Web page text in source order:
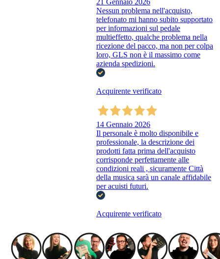
21 Gennaio 2026
Nessun problema nell'acquisto,
telefonato mi hanno subito supportato
per informazioni sul pedale
multieffetto, qualche problema nella
ricezione del pacco, ma non per colpa
loro, GLS non è il massimo come
azienda spedizioni.
Acquirente verificato
14 Gennaio 2026
Il personale è molto disponibile e
professionale, la descrizione dei
prodotti fatta prima dell'acquisto
corrisponde perfettamente alle
condizioni reali , sicuramente Città
della musica sarà un canale affidabile
per acuisti futuri.
Acquirente verificato